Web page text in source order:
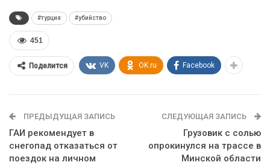
#турция #убийство
451
Поделится VK OK.ru Facebook
ПРЕДЫДУЩАЯ ЗАПИСЬ
ГАИ рекомендует в
снегопад отказаться от
поездок на личном
СЛЕДУЮЩАЯ ЗАПИСЬ
Грузовик с солью
опрокинулся на трассе в
Минской области